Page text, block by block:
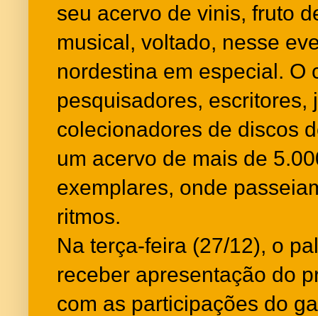
seu acervo de vinis, fruto
musical, voltado, nesse
nordestina em especial. O
pesquisadores, escritores,
colecionadores de discos
um acervo de mais de
exemplares, onde
ritmos.
Na terça-feira (27/12), o
receber apresentação do
com as participações do